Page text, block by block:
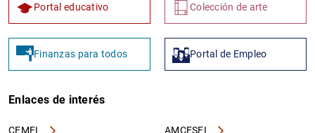
Portal educativo Colección de arte
Finanzas para todos Portal de Empleo
Enlaces de interés
CEMFI AMCESFI